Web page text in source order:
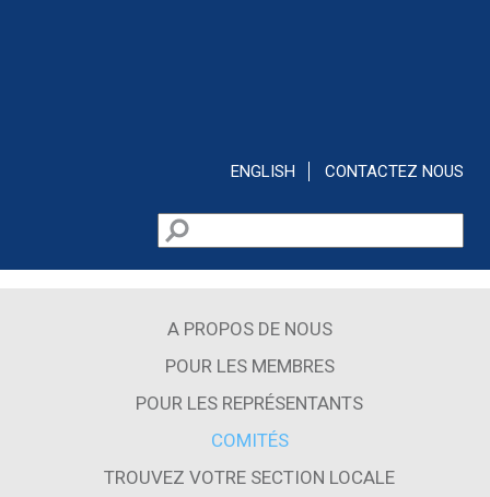
ENGLISH CONTACTEZ NOUS
Formulaire de recherche
Rechercher
A PROPOS DE NOUS
POUR LES MEMBRES
POUR LES REPRÉSENTANTS
COMITÉS
TROUVEZ VOTRE SECTION LOCALE